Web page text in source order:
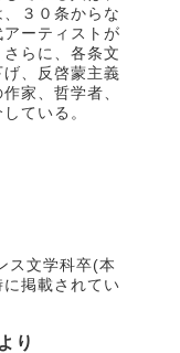
３０条からな
ーティストが
らに、各条文
、反啓蒙主義
家、哲学者、
ている。
ス文学科卒(本
掲載されてい
り